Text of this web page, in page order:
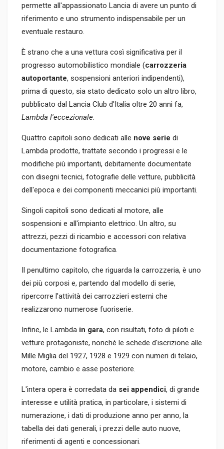
permette all'appassionato Lancia di avere un punto di
riferimento e uno strumento indispensabile per un
eventuale restauro.
È strano che a una vettura così significativa per il
progresso automobilistico mondiale (carrozzeria
autoportante, sospensioni anteriori indipendenti),
prima di questo, sia stato dedicato solo un altro libro,
pubblicato dal Lancia Club d'Italia oltre 20 anni fa,
Lambda l'eccezionale.
Quattro capitoli sono dedicati alle nove serie di
Lambda prodotte, trattate secondo i progressi e le
modifiche più importanti, debitamente documentate
con disegni tecnici, fotografie delle vetture, pubblicità
dell'epoca e dei componenti meccanici più importanti.
Singoli capitoli sono dedicati al motore, alle
sospensioni e all'impianto elettrico. Un altro, su
attrezzi, pezzi di ricambio e accessori con relativa
documentazione fotografica.
Il penultimo capitolo, che riguarda la carrozzeria, è uno
dei più corposi e, partendo dal modello di serie,
ripercorre l'attività dei carrozzieri esterni che
realizzarono numerose fuoriserie.
Infine, le Lambda in gara, con risultati, foto di piloti e
vetture protagoniste, nonché le schede d'iscrizione alle
Mille Miglia del 1927, 1928 e 1929 con numeri di telaio,
motore, cambio e asse posteriore.
L'intera opera è corredata da sei appendici, di grande
interesse e utilità pratica, in particolare, i sistemi di
numerazione, i dati di produzione anno per anno, la
tabella dei dati generali, i prezzi delle auto nuove,
riferimenti di agenti e concessionari.